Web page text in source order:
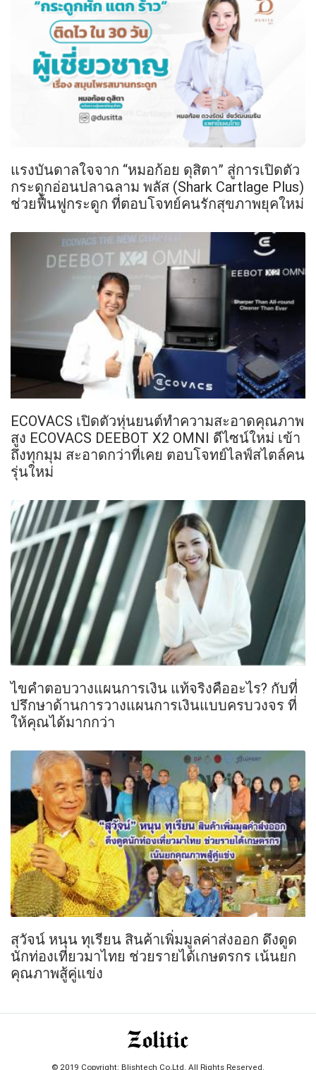
แรงบันดาลใจจาก “หมอก้อย ดุสิตา” สู่การเปิดตัว
กระดูกอ่อนปลาฉลาม พลัส (Shark Cartlage Plus)
ช่วยฟื้นฟูกระดูก ที่ตอบโจทย์คนรักสุขภาพยุคใหม่
ECOVACS เปิดตัวหุ่นยนต์ทำความสะอาดคุณภาพ
สูง ECOVACS DEEBOT X2 OMNI ดีไซน์ใหม่ เข้า
ถึงทุกมุม สะอาดกว่าที่เคย ตอบโจทย์ไลฟ์สไตล์คน
รุ่นใหม่
ไขคำตอบวางแผนการเงิน แท้จริงคืออะไร? กับที่
ปรึกษาด้านการวางแผนการเงินแบบครบวงจร ที่
ให้คุณได้มากกว่า
สุวัจน์ หนุน ทุเรียน สินค้าเพิ่มมูลค่าส่งออก ดึงดูด
นักท่องเที่ยวมาไทย ช่วยรายได้เกษตรกร เน้นยก
คุณภาพสู้คู่แข่ง
© 2019 Copyright: Blishtech Co.Ltd. All Rights Reserved.